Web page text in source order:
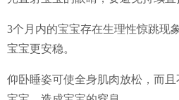
3个月内的宝宝存在生理性惊跳现
宝宝更安稳。
仰卧睡姿可使全身肌肉放松，而